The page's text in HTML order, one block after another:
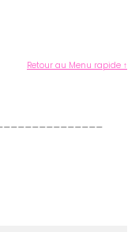
Retour au Menu rapide ↑